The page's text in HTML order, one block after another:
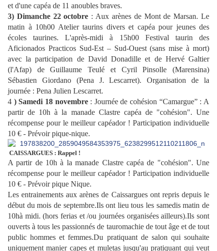
et d'une capéa de 11 anoubles braves.
3) Dimanche 22 octobre : Aux arènes de Mont de Marsan. Le
matin à 10h00 Atelier taurins divers et capéa pour jeunes des
écoles taurines. L'après-midi à 15h00 Festival taurin des
Aficionados Practicos Sud-Est – Sud-Ouest (sans mise à mort)
avec la participation de David Donadille et de Hervé Galtier
(l'Afap) de Guillaume Teulé et Cyril Pinsolle (Marensina)
Sébastien Giordano (Pena J. Lescarret). Organisation de la
journée : Pena Julien Lescarret.
4 ) Samedi 18 novembre: Journée de cohésion “Camargue” : A
partir de 10h à la manade Clastre capéa de "cohésion". Une
récompense pour le meilleur capéador ! Participation individuelle
10 € - Prévoir pique-nique.
CAISSARGUES : Rappel !
A partir de 10h à la manade Clastre capéa de "cohésion". Une
récompense pour le meilleur capéador ! Participation individuelle
10 € - Prévoir pique Nique.
Les entrainements aux arènes de Caissargues ont repris depuis le
début du mois de septembre.Ils ont lieu tous les samedis matin de
10hà midi. (hors ferias et /ou journées organisées ailleurs).Ils sont
ouverts à tous les passionnés de tauromachie de tout âge et de tout
public hommes et femmes.Du pratiquant de salon qui souhaite
uniquement manier capes et muletas jusqu'au pratiquant qui veut